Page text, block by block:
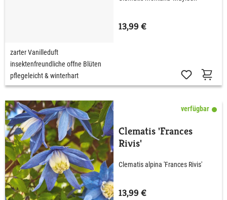
13,99 €
zarter Vanilleduft
insektenfreundliche offne Blüten
pflegeleicht & winterhart
verfügbar
Clematis 'Frances
Rivis'
Clematis alpina 'Frances Rivis'
13,99 €